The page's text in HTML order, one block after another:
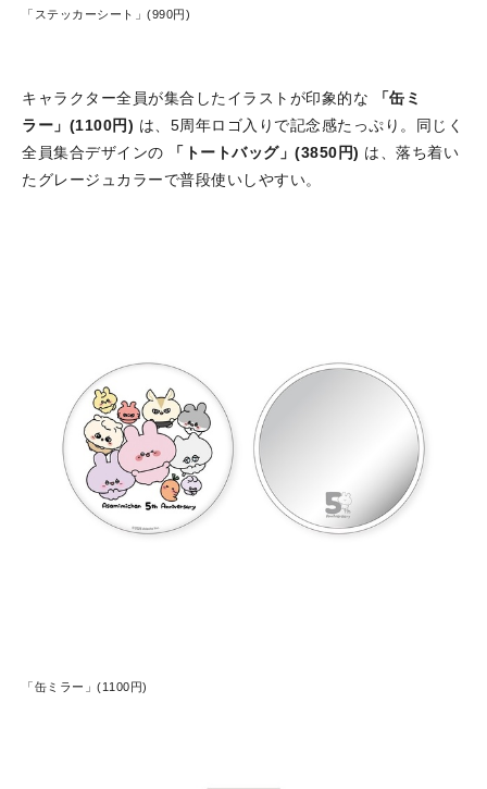
「ステッカーシート」(990円)
キャラクター全員が集合したイラストが印象的な
「缶ミ
ラー」(1100円) は、5周年ロゴ入りで記念感たっぷり。同じく
全員集合デザインの
「トートバッグ」(3850円) は、落ち着い
たグレージュカラーで普段使いしやすい。
「缶ミラー」(1100円)